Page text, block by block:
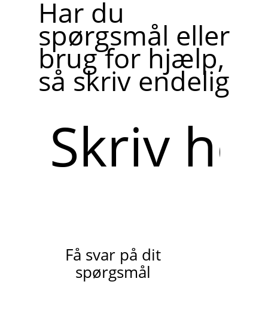
Har du
spørgsmål eller
brug for hjælp,
så skriv endelig
her
Få svar på dit
spørgsmål